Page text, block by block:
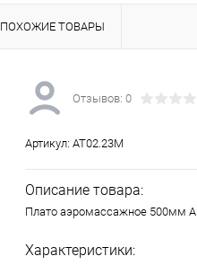
ПОХОЖИЕ ТОВАРЫ
Отзывов: 0
Артикул: AT02.23M
Описание товара:
Плато аэромассажное 500мм
Характеристики: